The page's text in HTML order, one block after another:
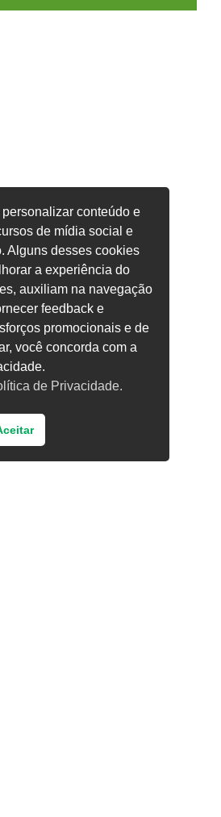
conteúdo e
de mídia social e
Alguns desses cookies
a experiência do
auxiliam na navegação
feedback e
promocionais e de
você concorda com a
de Privacidade.